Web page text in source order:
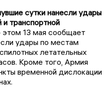
сутки нанесли удары
транспортной
13 мая сообщает
удары по местам
летательных
Кроме того, Армия
временной дислокации